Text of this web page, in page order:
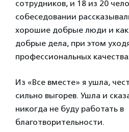
сотрудников, и 18 из 20
собеседовании
хорошие добрые люди и как
добрые дела, при этом
профессиональных
Из «Все вместе» я ушла,
сильно выгорев. Ушла и
никогда не буду работать в
благотворительности.